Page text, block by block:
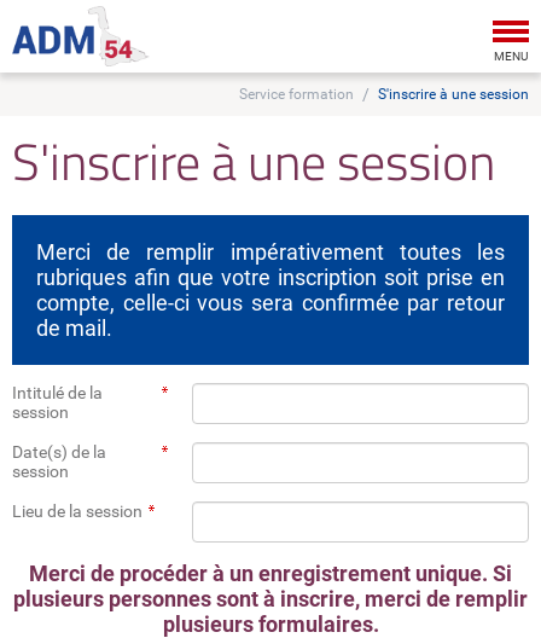
MENU
Service formation S'inscrire à une session
S'inscrire à une session
Merci de remplir impérativement toutes les
rubriques afin que votre inscription soit prise en
compte, celle-ci vous sera confirmée par retour
de mail.
Intitulé de la
session
Date(s) de la
session
Lieu de la session
Merci de procéder à un enregistrement unique. Si
plusieurs personnes sont à inscrire, merci de remplir
plusieurs formulaires.